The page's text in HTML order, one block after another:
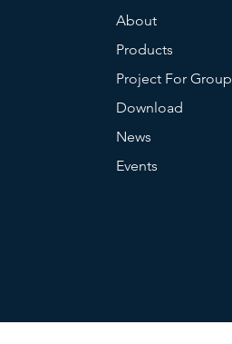
About
Products
Project For Group
Download
News
Events